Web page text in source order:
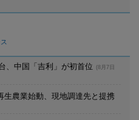
、中国「吉利」が初首位
(8月7日
生農業始動、現地調達先と提携